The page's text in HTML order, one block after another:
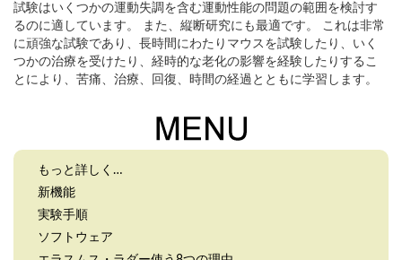
試験はいくつかの運動失調を含む運動性能の問題の範囲を検討す
るのに適しています。 また、縦断研究にも最適です。 これは非常
に頑強な試験であり、長時間にわたりマウスを試験したり、いく
つかの治療を受けたり、経時的な老化の影響を経験したりするこ
とにより、苦痛、治療、回復、時間の経過とともに学習します。
もっと詳しく…
新機能
実験手順
ソフトウェア